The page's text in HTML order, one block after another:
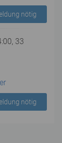
nötig
33
nötig